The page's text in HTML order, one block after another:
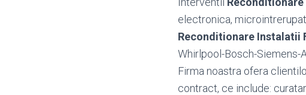
electronica,
Reconditionare Instalatii
Whirlpool-Bosch-Siemens-
Firma noastra ofera
contract, ce include: